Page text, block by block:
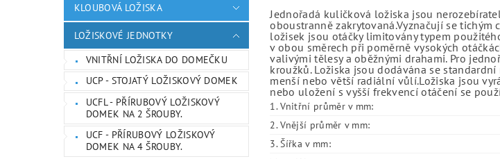
KLOUBOVÁ LOŽISKA
LOŽISKOVÉ JEDNOTKY
VNITŘNÍ LOŽISKA DO DOMEČKU
UCP - STOJATÝ LOŽISKOVÝ DOMEK
UCFL - PŘÍRUBOVÝ LOŽISKOVÝ
DOMEK NA 2 ŠROUBY.
UCF - PŘÍRUBOVÝ LOŽISKOVÝ
DOMEK NA 4 ŠROUBY.
Jednořadá kuličková ložiska jsou
oboustranně zakrytovaná.Vyznačují se
ložisek jsou otáčky limitovány typem
v obou směrech při poměrně vysokých
valivými tělesy a oběžnými drahami. Pro
kroužků. Ložiska jsou dodávána se
menší nebo větší radiální vůlí.Ložiska jsou
nebo uložení s vyšší frekvencí otáčení se
1. Vnitřní průměr v mm:
2. Vnější průměr v mm:
3. Šířka v mm: